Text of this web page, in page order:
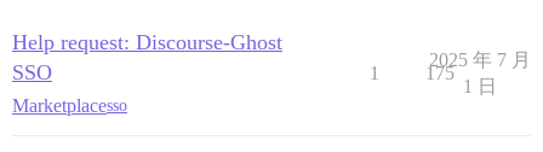
Help request: Discourse-Ghost
SSO
Marketplacesso
1 175
2025 年 7 月
1 日